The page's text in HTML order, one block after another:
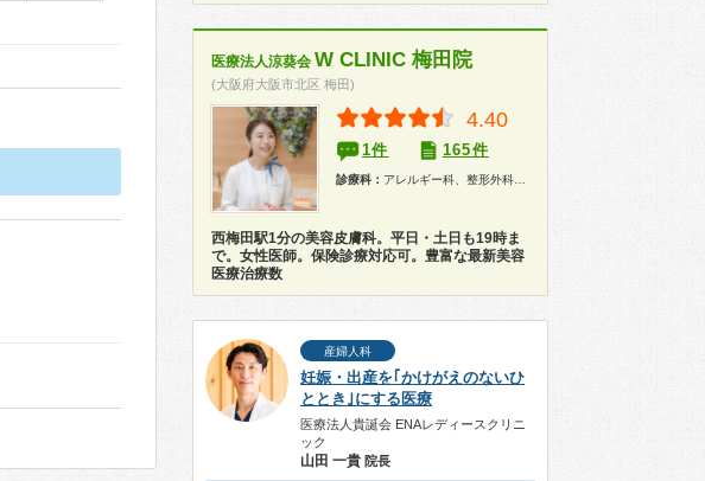
医療法人涼葵会 W CLINIC 梅田院
(大阪府大阪市北区 梅田)
4.40
1件 165件
診療科： アレルギー科、整形外科、形成外科、美容外科、皮膚科、美容皮膚科、耳鼻咽喉科、婦人科、ホワイトニング、漢方
西梅田駅1分の美容皮膚科。平日・土日も19時ま
で。女性医師。保険診療対応可。豊富な最新美容
医療治療数
産婦人科
妊娠・出産を｢かけがえのないひ
ととき｣にする医療
医療法人貴誕会 ENAレディースクリニ
ック
山田 一貴 院長